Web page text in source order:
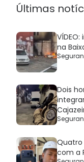
Últimas
na
Dois
com a